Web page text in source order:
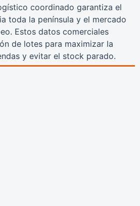
coordinado garantiza el
toda la península y el mercado
Estos datos comerciales
de lotes para maximizar la
y evitar el stock parado.